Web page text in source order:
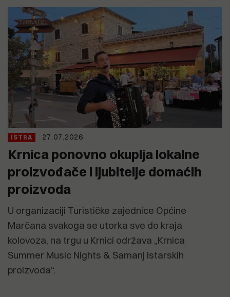
ISTRA 27.07.2026
Krnica ponovno okuplja lokalne
proizvođače i ljubitelje domaćih
proizvoda
U organizaciji Turističke zajednice Općine
Marčana svakoga se utorka sve do kraja
kolovoza, na trgu u Krnici održava „Krnica
Summer Music Nights & Samanj Istarskih
proizvoda“.